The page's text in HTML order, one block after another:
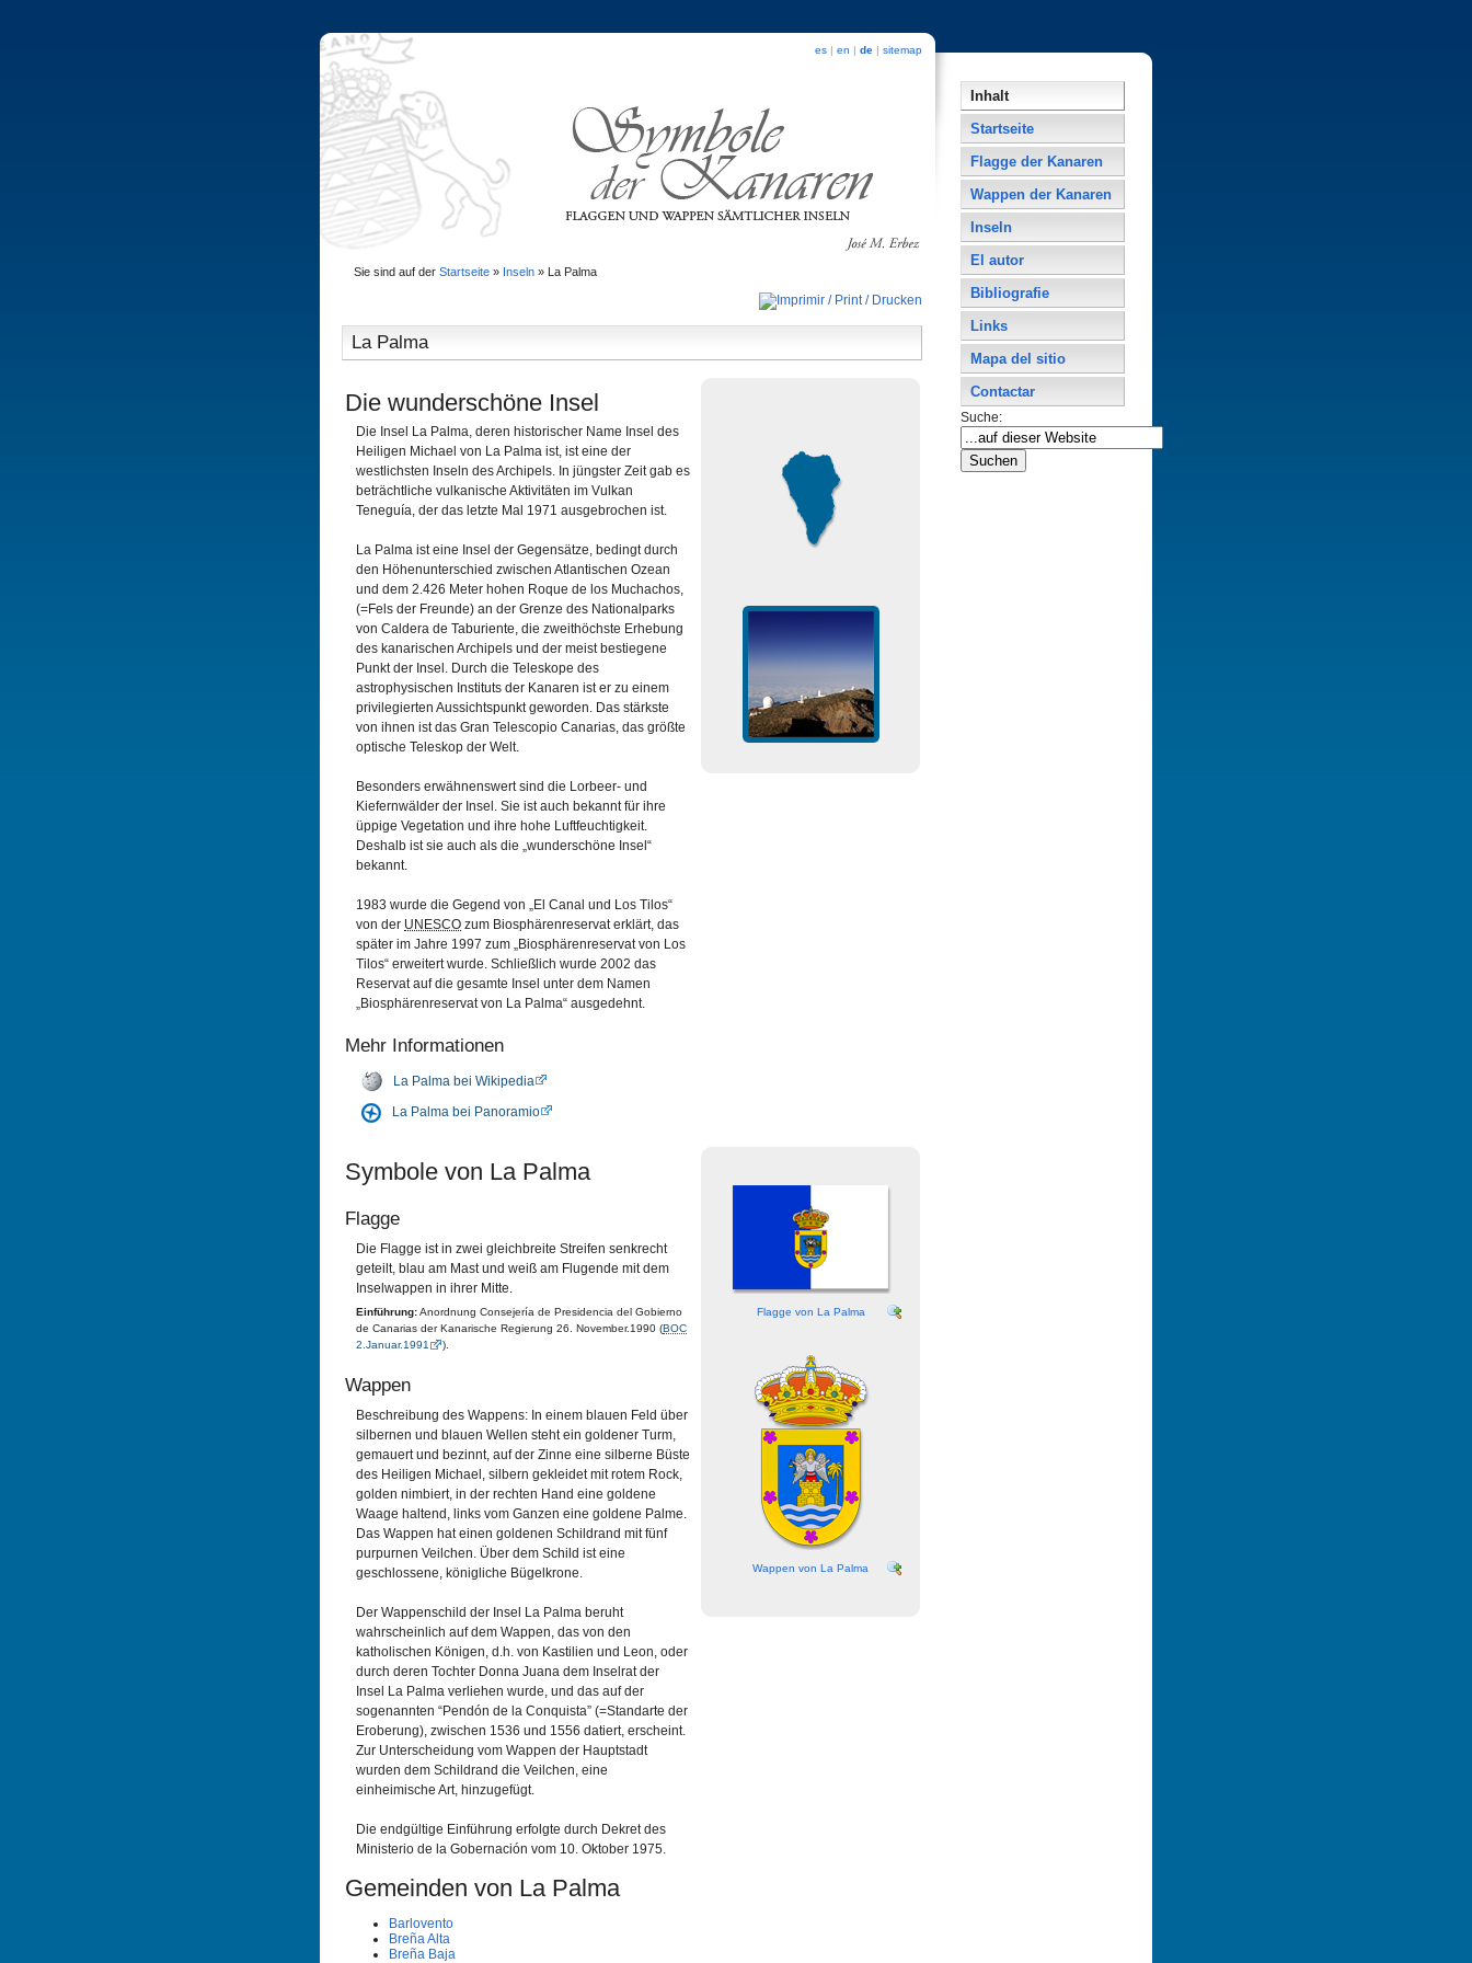
es | en | de | sitemap
Sie sind auf der Startseite» Inseln» La Palma
La Palma
Die wunderschöne Insel
Die Insel La Palma, deren historischer Name Insel des
Heiligen Michael von La Palma ist, ist eine der
westlichsten Inseln des Archipels. In jüngster Zeit gab es
beträchtliche vulkanische Aktivitäten im Vulkan
Teneguía, der das letzte Mal 1971 ausgebrochen ist.
La Palma ist eine Insel der Gegensätze, bedingt durch
den Höhenunterschied zwischen Atlantischen Ozean
und dem 2.426 Meter hohen Roque de los Muchachos,
(=Fels der Freunde) an der Grenze des Nationalparks
von Caldera de Taburiente, die zweithöchste Erhebung
des kanarischen Archipels und der meist bestiegene
Punkt der Insel. Durch die Teleskope des
astrophysischen Instituts der Kanaren ist er zu einem
privilegierten Aussichtspunkt geworden. Das stärkste
von ihnen ist das Gran Telescopio Canarias, das größte
optische Teleskop der Welt.
Besonders erwähnenswert sind die Lorbeer- und
Kiefernwälder der Insel. Sie ist auch bekannt für ihre
üppige Vegetation und ihre hohe Luftfeuchtigkeit.
Deshalb ist sie auch als die „wunderschöne Insel“
bekannt.
1983 wurde die Gegend von „El Canal und Los Tilos“
von der UNESCO zum Biosphärenreservat erklärt, das
später im Jahre 1997 zum „Biosphärenreservat von Los
Tilos“ erweitert wurde. Schließlich wurde 2002 das
Reservat auf die gesamte Insel unter dem Namen
„Biosphärenreservat von La Palma“ ausgedehnt.
Mehr Informationen
La Palma bei Wikipedia
La Palma bei Panoramio
Symbole von La Palma
Flagge
Die Flagge ist in zwei gleichbreite Streifen senkrecht
geteilt, blau am Mast und weiß am Flugende mit dem
Inselwappen in ihrer Mitte.
Einführung:Anordnung Consejería de Presidencia del Gobierno
de Canarias der Kanarische Regierung 26. November.1990 (BOC
2.Januar.1991
).
Wappen
Beschreibung des Wappens: In einem blauen Feld über
silbernen und blauen Wellen steht ein goldener Turm,
gemauert und bezinnt, auf der Zinne eine silberne Büste
des Heiligen Michael, silbern gekleidet mit rotem Rock,
golden nimbiert, in der rechten Hand eine goldene
Waage haltend, links vom Ganzen eine goldene Palme.
Das Wappen hat einen goldenen Schildrand mit fünf
purpurnen Veilchen. Über dem Schild ist eine
geschlossene, königliche Bügelkrone.
Der Wappenschild der Insel La Palma beruht
wahrscheinlich auf dem Wappen, das von den
katholischen Königen, d.h. von Kastilien und Leon, oder
durch deren Tochter Donna Juana dem Inselrat der
Insel La Palma verliehen wurde, und das auf der
sogenannten “Pendón de la Conquista” (=Standarte der
Eroberung), zwischen 1536 und 1556 datiert, erscheint.
Zur Unterscheidung vom Wappen der Hauptstadt
wurden dem Schildrand die Veilchen, eine
einheimische Art, hinzugefügt.
Die endgültige Einführung erfolgte durch Dekret des
Ministerio de la Gobernación vom 10. Oktober 1975.
Gemeinden von La Palma
Barlovento
Breña Alta
Breña Baja
Flagge von La Palma
Wappen von La Palma
Inhalt
Startseite
Flagge der Kanaren
Wappen der Kanaren
Inseln
El autor
Bibliografie
Links
Mapa del sitio
Contactar
Suche: